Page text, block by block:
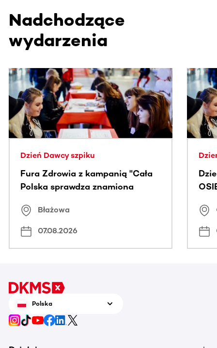
Nadchodzące
wydarzenia
Ta sekcja zawiera treści przewijane w poziomie. Użyj
Dzień Dawcy szpiku
Fura Zdrowia z kampanią "Cała
Polska sprawdza znamiona
Błażowa
07.08.2026
Polska